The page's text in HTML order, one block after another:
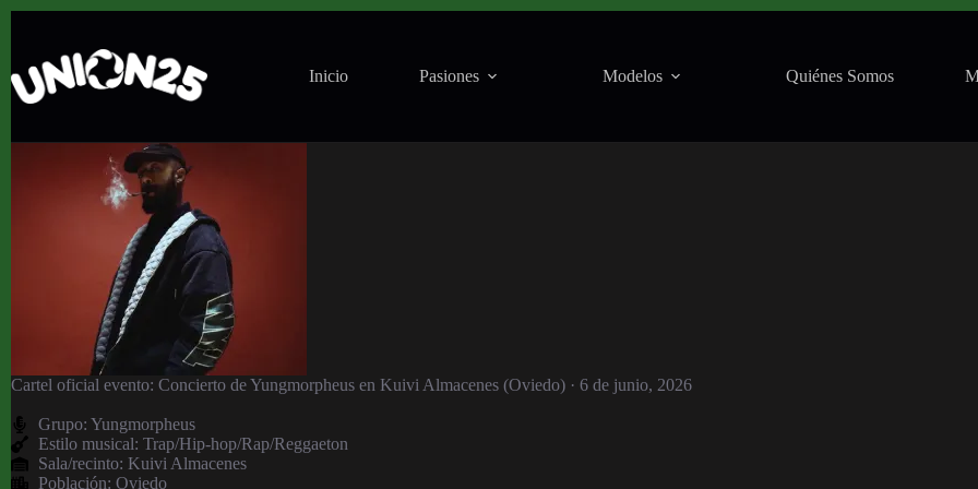
Inicio Pasiones Modelos Quiénes Somos
Concierto de Yungmorpheus en Kuivi Almacenes (Oviedo) · 6 de junio, 2026
Cartel oficial evento: Concierto de Yungmorpheus en Kuivi Almacenes (Oviedo) · 6 de junio, 2026
Grupo: Yungmorpheus
Estilo musical: Trap/Hip-hop/Rap/Reggaeton
Sala/recinto: Kuivi Almacenes
Población: Oviedo